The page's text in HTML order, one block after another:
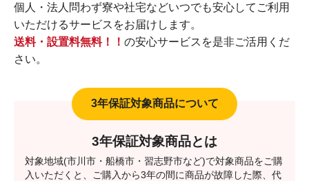
個人・法人問わず寮や社宅などいつでも安心してご利用
いただけるサービスをお届けします。
送料・設置料無料！！ の安心サービスを是非ご活用くだ
さい。
3年保証対象商品とは
対象地域(市川市・船橋市・習志野市など)で対象商品をご購
入いただくと、ご購入から3年の間に商品が故障した際、代